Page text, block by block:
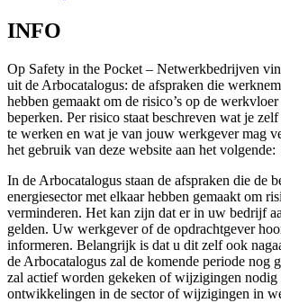
INFO
Op Safety in the Pocket – Netwerkbedrijven
uit de Arbocatalogus: de afspraken die
hebben gemaakt om de risico’s op de
beperken. Per risico staat beschreven wat je
te werken en wat je van jouw werkgever mag
het gebruik van deze website aan het volgende:
In de Arbocatalogus staan de afspraken die de
energiesector met elkaar hebben gemaakt om
verminderen. Het kan zijn dat er in uw bedrijf
gelden. Uw werkgever of de opdrachtgever
informeren. Belangrijk is dat u dit zelf ook
de Arbocatalogus zal de komende periode nog
zal actief worden gekeken of wijzigingen nodig
ontwikkelingen in de sector of wijzigingen in